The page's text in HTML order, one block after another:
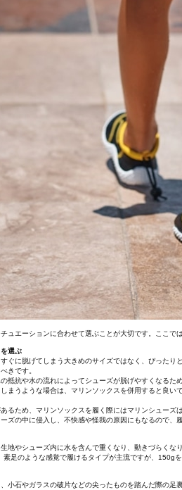
ュエーションに合わせて選ぶことが大切です。ここ
選ぶ
ぐに脱げてしまう大きめのサイズではなく、ぴった
きです。
抵抗や水の流れによってシューズが脱げやすくなる
まうような場合は、マリンソックスを併用すると良
るため、マリンソックスを履く際にはマリンシュー
ズの中に侵入し、不快感や怪我の原因にもなるので
地やシューズ内に水を含んで重くなり、動きづらく
足のような感覚で履けるタイプが主流ですが、150g
小石やガラスの破片などの尖ったものを踏んだ際の